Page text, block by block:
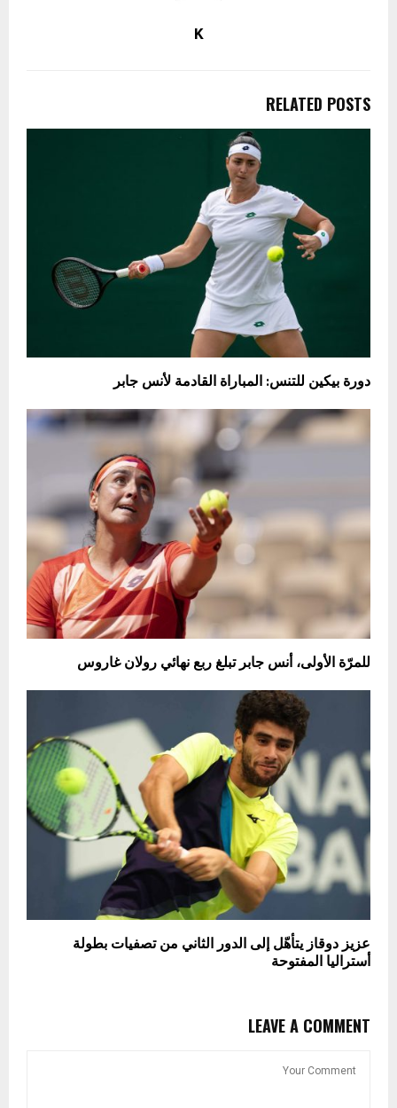
K
RELATED POSTS
دورة بيكين للتنس: المباراة القادمة لأنس جابر
للمرّة الأولى، أنس جابر تبلغ ربع نهائي رولان غاروس
عزيز دوقاز يتأهّل إلى الدور الثاني من تصفيات بطولة
أستراليا المفتوحة
LEAVE A COMMENT